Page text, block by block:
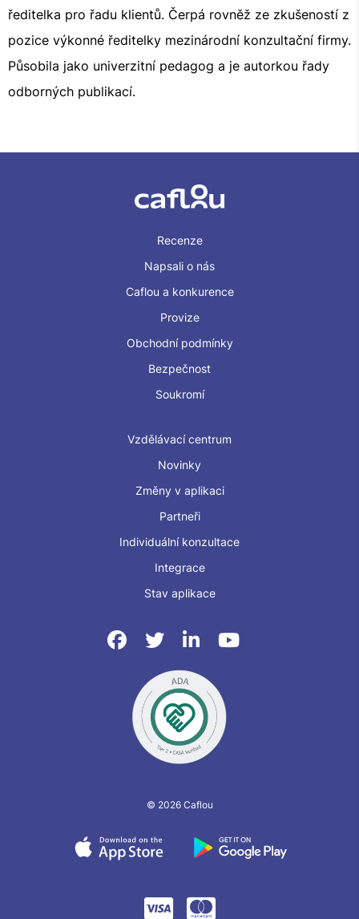
ředitelka pro řadu klientů. Čerpá rovněž ze zkušeností z
pozice výkonné ředitelky mezinárodní konzultační firmy.
Působila jako univerzitní pedagog a je autorkou řady
odborných publikací.
Recenze
Napsali o nás
Caflou a konkurence
Provize
Obchodní podmínky
Bezpečnost
Soukromí
Vzdělávací centrum
Novinky
Změny v aplikaci
Partneři
Individuální konzultace
Integrace
Stav aplikace
© 2026 Caflou